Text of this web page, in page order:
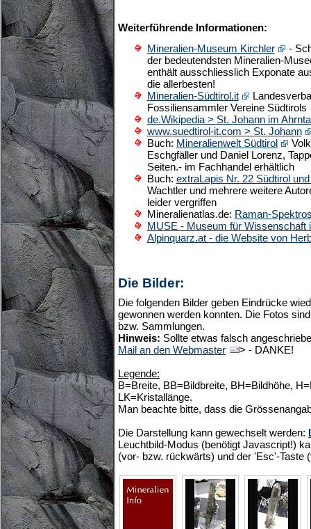
Weiterführende Informationen:
Mineralien-Museum Kirchler
-
der bedeutendsten Mineralien-
enthält ausschliesslich Exponate
die allerbesten!
Mineralien-Südtirol.it
Fossiliensammler Vereine Südtirols
de.Wikipedia > St. Johann im
www.suedtirol-it.com > St. Johann
Buch: Mineralienwelt Südtirol
Eschgfäller und Daniel Lorenz,
Seiten.- im Fachhandel erhältlich
Buch: extraLapis Nr. 22 Südtirol
Wachtler und mehrere weitere
leider vergriffen
Mineralienatlas.de: Raman-
MUSE - Museum für Wissenschaft
Alpinquarz.at - die Website von
Die Bilder:
Die folgenden Bilder geben Eindrücke
gewonnen werden konnten. Die Fotos
bzw. Sammlungen.
Hinweis: Sollte etwas falsch
Mail an den Webmaster
> - DANKE!
Legende:
B=Breite, BB=Bildbreite, BH=Bildhöhe,
LK=Kristallänge.
Man beachte bitte, dass die
Die Darstellung kann gewechselt werden:
Leuchtbild-Modus (benötigt Javascript!)
(vor- bzw. rückwärts) und der 'Esc'-Taste